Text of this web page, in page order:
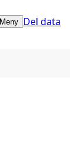
Meny Del data